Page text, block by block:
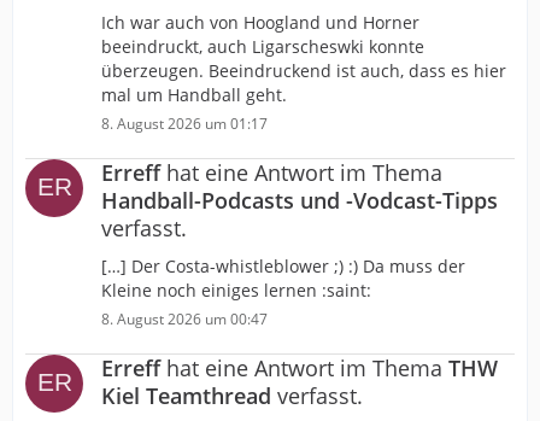
Ich war auch von Hoogland und Horner
beeindruckt, auch Ligarscheswki konnte
überzeugen. Beeindruckend ist auch, dass es hier
mal um Handball geht.
8. August 2026 um 01:17
Erreffhat eine Antwort im Thema
Handball-Podcasts und -Vodcast-Tipps
verfasst.
[…] Der Costa-whistleblower ;) :) Da muss der
Kleine noch einiges lernen :saint:
8. August 2026 um 00:47
Erreffhat eine Antwort im Thema THW
Kiel Teamthread verfasst.